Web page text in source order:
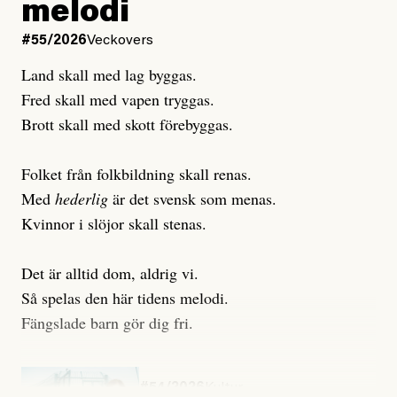
Uppdaterad7 August, 2026
Uppdaterad3 August, 2026
melodi
#55/2026Veckovers
Land skall med lag byggas.
Fred skall med vapen tryggas.
Brott skall med skott förebyggas.
Folket från folkbildning skall renas.
Med hederlig är det svensk som menas.
Kvinnor i slöjor skall stenas.
Det är alltid dom, aldrig vi.
Så spelas den här tidens melodi.
Fängslade barn gör dig fri.